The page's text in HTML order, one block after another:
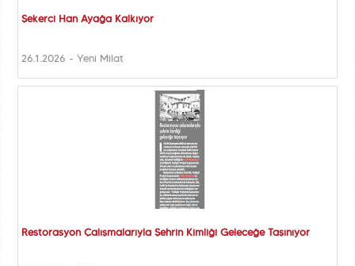
Şekerci Han Ayağa Kalkıyor
26.1.2026 - Yeni Milat
Restorasyon Çalışmalarıyla Şehrin Kimliği Geleceğe Taşınıyor